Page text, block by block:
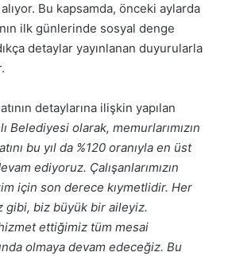
Bu kapsamda, önceki aylarda
ilk günlerinde sosyal denge
detaylar yayınlanan duyurularla
detaylarına ilişkin yapılan
Belediyesi olarak, memurlarımızın
bu yıl da %120 oranıyla en üst
ediyoruz. Çalışanlarımızın
için son derece kıymetlidir. Her
gibi, biz büyük bir aileyiz.
ettiğimiz tüm mesai
olmaya devam edeceğiz. Bu